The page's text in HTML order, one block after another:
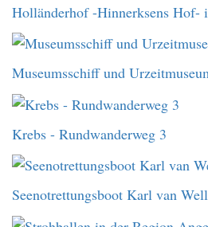
Holländerhof -Hinnerksens Hof-
Museumsschiff und
Krebs - Rundwanderweg 3
Seenotrettungsboot Karl van